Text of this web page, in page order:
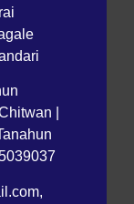
|